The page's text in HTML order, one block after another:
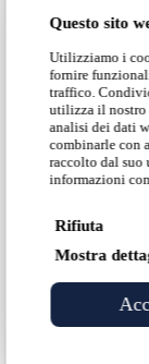
Questo sito
Utilizziamo i
fornire
traffico.
utilizza il nostro
analisi dei dati
combinarle con
raccolto dal
informazioni
Rifiuta
Mostra